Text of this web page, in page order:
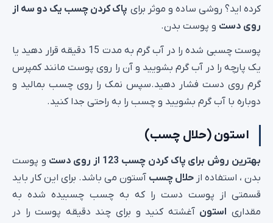
کرده اید؟ روشی ساده و موثر برای پاک کردن چسب یک دو سه از
روی دست و پوست بدن.
پوست چسبی شده را در آب گرم به مدت 15 دقیقه قرار دهید یا
یک پارچه را در آب گرم بشویید و آن را روی پوست مانند کمپرس
گرم روی دست فشار دهید.سپس نمک را روی چسب بمالید و
دوباره با آب گرم بشویید و چسب را به راحتی جدا کنید.
استون (حلال چسب)
بهترین روش برای پاک کردن چسب 123 از روی دست
و پوست
بدن ، استفاده از حلال چسب آستون می باشد. برای این کار باید
قسمتی از پوست دست را که به چسب چسبیده شده به
مقداری استون آغشته کنید و برای چند دقیقه پوست را در